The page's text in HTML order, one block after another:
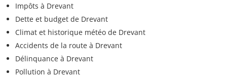
Impôts à Drevant
Dette et budget de Drevant
Climat et historique météo de Drevant
Accidents de la route à Drevant
Délinquance à Drevant
Pollution à Drevant